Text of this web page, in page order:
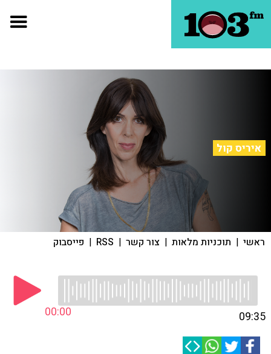
איריס קול
ראשי | תוכניות מלאות | צור קשר |
RSS
| פייסבוק
00:00 09:35